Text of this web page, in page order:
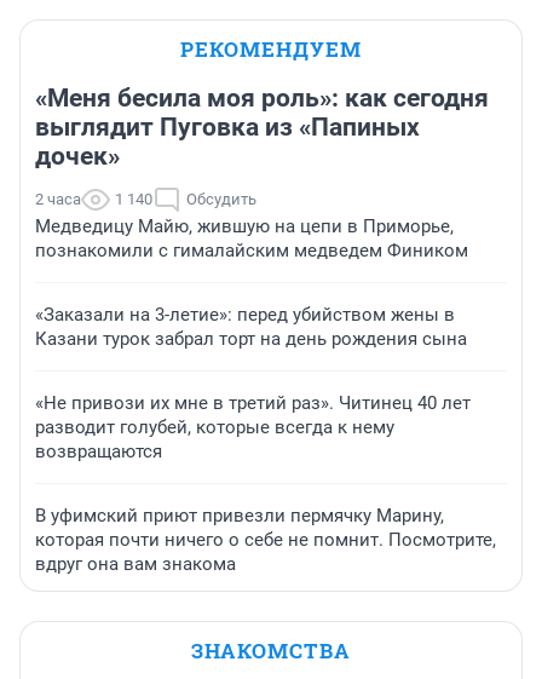
РЕКОМЕНДУЕМ
«Меня бесила моя роль»: как сегодня
выглядит Пуговка из «Папиных
дочек»
2 часа 1 140 Обсудить
Медведицу Майю, жившую на цепи в Приморье,
познакомили с гималайским медведем Фиником
«Заказали на 3-летие»: перед убийством жены в
Казани турок забрал торт на день рождения сына
«Не привози их мне в третий раз». Читинец 40 лет
разводит голубей, которые всегда к нему
возвращаются
В уфимский приют привезли пермячку Марину,
которая почти ничего о себе не помнит. Посмотрите,
вдруг она вам знакома
ЗНАКОМСТВА